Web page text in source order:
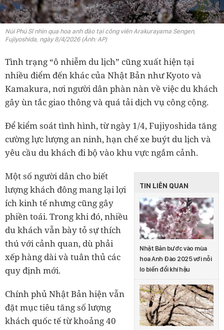
Núi Phú Sĩ nhìn qua hoa anh đào tại công viên Arakurayama Sengen,
Fujiyoshida, ngày 8/4/2026 (Ảnh: AP)
Tình trạng “ô nhiễm du lịch” cũng xuất hiện tại
nhiều điểm đến khác của Nhật Bản như Kyoto và
Kamakura, nơi người dân phàn nàn về việc du khách
gây ùn tắc giao thông và quá tải dịch vụ công cộng.
Để kiểm soát tình hình, từ ngày 1/4, Fujiyoshida tăng
cường lực lượng an ninh, hạn chế xe buýt du lịch và
yêu cầu du khách đi bộ vào khu vực ngắm cảnh.
TIN LIÊN QUAN
Nhật Bản bước vào mùa
hoa Anh Đào 2025 với nỗi
lo biến đổi khí hậu
Một số người dân cho biết
lượng khách đông mang lại lợi
ích kinh tế nhưng cũng gây
phiền toái. Trong khi đó, nhiều
du khách vẫn bày tỏ sự thích
thú với cảnh quan, dù phải
xếp hàng dài và tuân thủ các
quy định mới.
Chính phủ Nhật Bản hiện vẫn
đặt mục tiêu tăng số lượng
khách quốc tế từ khoảng 40